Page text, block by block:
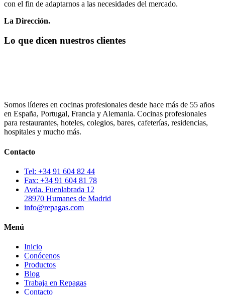
con el fin de adaptarnos a las necesidades del mercado.
La Dirección.
Lo que dicen nuestros clientes
Somos líderes en cocinas profesionales desde hace más de 55 años
en España, Portugal, Francia y Alemania. Cocinas profesionales
para restaurantes, hoteles, colegios, bares, cafeterías, residencias,
hospitales y mucho más.
Contacto
Tel: +34 91 604 82 44
Fax: +34 91 604 81 78
Avda. Fuenlabrada 12
28970 Humanes de Madrid
info@repagas.com
Menú
Inicio
Conócenos
Productos
Blog
Trabaja en Repagas
Contacto